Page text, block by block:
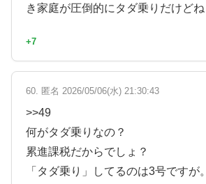
き家庭が圧倒的にタダ乗りだけどね
+7
60. 匿名 2026/05/06(水) 21:30:43
>>49
何がタダ乗りなの？
累進課税だからでしょ？
「タダ乗り」してるのは3号ですが。